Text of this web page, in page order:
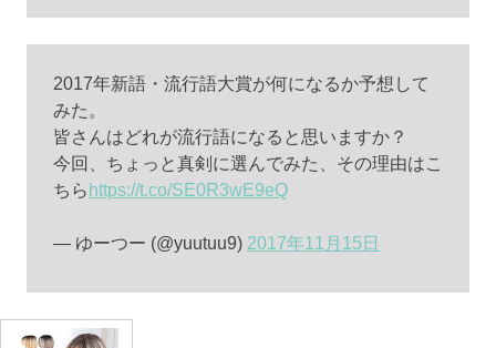
2017年新語・流行語大賞が何になるか予想して
みた。
皆さんはどれが流行語になると思いますか？
今回、ちょっと真剣に選んでみた、その理由はこ
ちら https://t.co/SE0R3wE9eQ
— ゆーつー (@yuutuu9) 2017年11月15日